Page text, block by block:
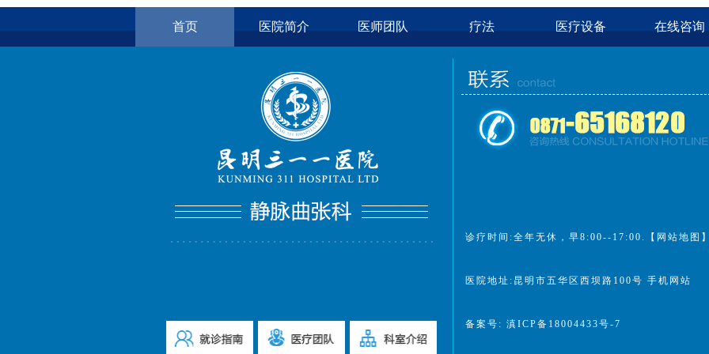
首页 医院简介 医师团队 疗法 医疗设备 在线咨询
诊疗时间:全年无休，早8:00--17:00. 【网站地图
医院地址:昆明市五华区西坝路100号 手机网站
备案号: 滇ICP备18004433号-7